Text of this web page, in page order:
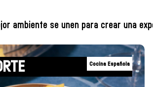
ambiente se unen para crear una
Cocina Española